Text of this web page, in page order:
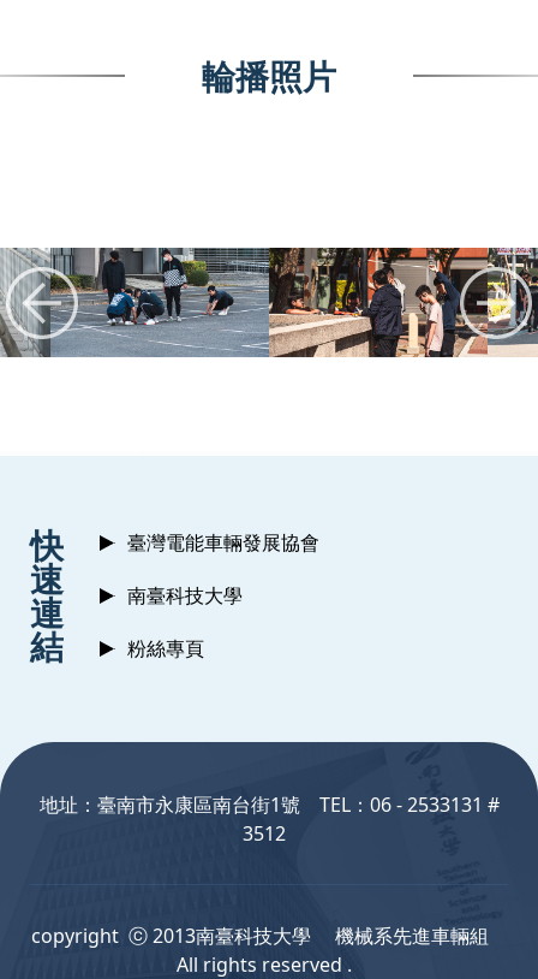
輪播照片
快
速
連
結
臺灣電能車輛發展協會
南臺科技大學
粉絲專頁
地址：臺南市永康區南台街1號 TEL：06 - 2533131 #
3512
copyright ⓒ 2013南臺科技大學 機械系先進車輛組
All rights reserved .